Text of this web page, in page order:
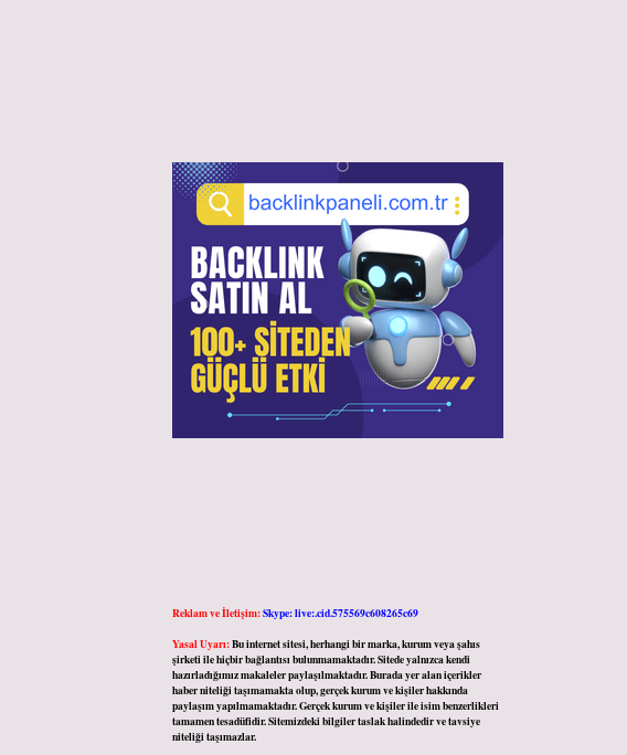
Reklam ve İletişim:Skype: live:.cid.575569c608265c69
Yasal Uyarı:Bu internet sitesi, herhangi bir marka, kurum veya şahıs
şirketi ile hiçbir bağlantısı bulunmamaktadır. Sitede yalnızca kendi
hazırladığımız makaleler paylaşılmaktadır. Burada yer alan içerikler
haber niteliği taşımamakta olup, gerçek kurum ve kişiler hakkında
paylaşım yapılmamaktadır. Gerçek kurum ve kişiler ile isim benzerlikleri
tamamen tesadüfidir. Sitemizdeki bilgiler taslak halindedir ve tavsiye
niteliği taşımazlar.